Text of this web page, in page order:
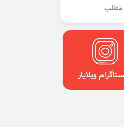
مطلب
ویلایار